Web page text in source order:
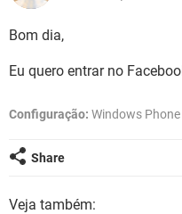
GUIA DE COMPRAS
INSTAGRAM
CELULAR
OUTLOOK
INSTAGRAM
JOGOS
INSTAGRAM
GUIA DE COMPRAS
Bom dia,
Eu quero entrar no
Configuração: Windows
Share
Veja também: